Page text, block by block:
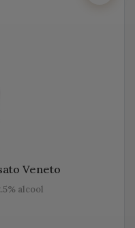
de Prosecco, acest
spumant din Italia. E
însă ele diferă
și gust deosebit,
Veneto
alcool